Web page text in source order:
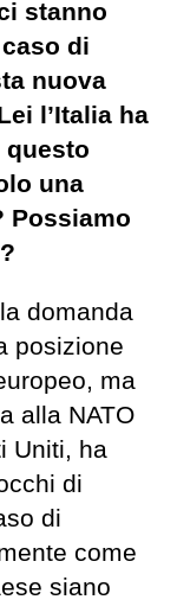
stanno
di
nuova
l’Italia ha
questo
una
Possiamo
domanda
posizione
ma
alla NATO
Uniti, ha
di
di
come
siano